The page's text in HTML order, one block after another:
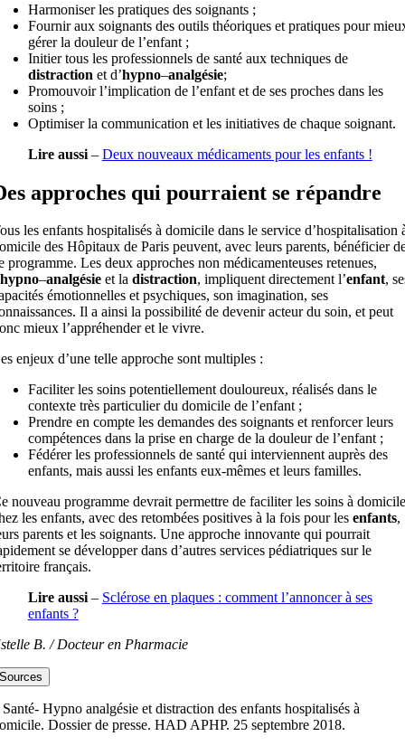
Harmoniser les pratiques des soignants ;
Fournir aux soignants des outils théoriques et pratiques pour
gérer la douleur de l’enfant ;
Initier tous les professionnels de santé aux techniques de
distraction et d’hypno–analgésie;
Promouvoir l’implication de l’enfant et de ses proches dans les
soins ;
Optimiser la communication et les initiatives de chaque soignant.
Lire aussi– Deux nouveaux médicaments pour les enfants !
approches qui pourraient se répandre
les enfants hospitalisés à domicile dans le service d’hospitalisation
des Hôpitaux de Paris peuvent, avec leurs parents, bénéficier
programme. Les deux approches non médicamenteuses retenues,
hypno–analgésieet la distraction, impliquent directement l’enfant,
émotionnelles et psychiques, son imagination, ses
Il a ainsi la possibilité de devenir acteur du soin, et peut
mieux l’appréhender et le vivre.
enjeux d’une telle approche sont multiples :
Faciliter les soins potentiellement douloureux, réalisés dans le
contexte très particulier du domicile de l’enfant ;
Prendre en compte les demandes des soignants et renforcer leurs
compétences dans la prise en charge de la douleur de l’enfant ;
Fédérer les professionnels de santé qui interviennent auprès des
enfants, mais aussi les enfants eux-mêmes et leurs familles.
nouveau programme devrait permettre de faciliter les soins à domicile
les enfants, avec des retombées positives à la fois pour les enfants,
parents et les soignants. Une approche innovante qui pourrait
se développer dans d’autres services pédiatriques sur le
français.
Lire aussi– Sclérose en plaques : comment l’annoncer à ses
enfants ?
B. / Docteur en Pharmacie
Hypno analgésie et distraction des enfants hospitalisés à
Dossier de presse. HAD APHP. 25 septembre 2018.